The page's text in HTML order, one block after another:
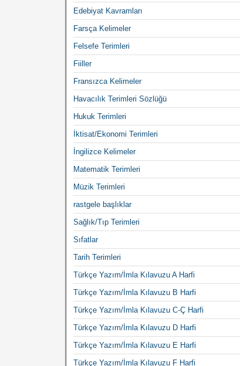
Edebiyat Kavramları
Farsça Kelimeler
Felsefe Terimleri
Fiiller
Fransızca Kelimeler
Havacılık Terimleri Sözlüğü
Hukuk Terimleri
İktisat/Ekonomi Terimleri
İngilizce Kelimeler
Matematik Terimleri
Müzik Terimleri
rastgele başlıklar
Sağlık/Tıp Terimleri
Sıfatlar
Tarih Terimleri
Türkçe Yazım/İmla Kılavuzu A Harfi
Türkçe Yazım/İmla Kılavuzu B Harfi
Türkçe Yazım/İmla Kılavuzu C-Ç Harfi
Türkçe Yazım/İmla Kılavuzu D Harfi
Türkçe Yazım/İmla Kılavuzu E Harfi
Türkçe Yazım/İmla Kılavuzu F Harfi